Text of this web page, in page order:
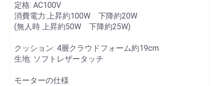
定格: AC100V
消費電力:上昇約100W 下降約20W
(無人時 上昇約50W 下降約25W)
クッション: 4層クラウドフォーム約19cm
生地: ソフトレザータッチ
モーターの仕様